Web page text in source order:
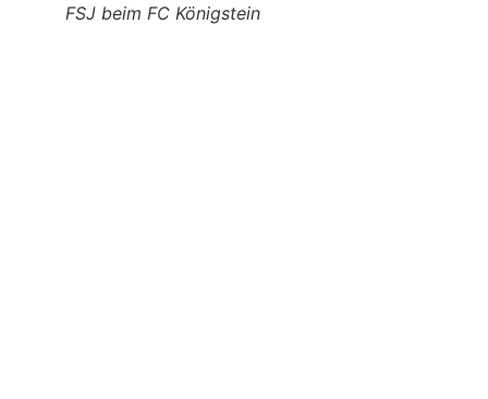
FSJ beim FC Königstein